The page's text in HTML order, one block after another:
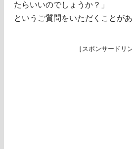
たらいいのでしょうか？」
というご質問をいただくことがあ
［スポンサードリ